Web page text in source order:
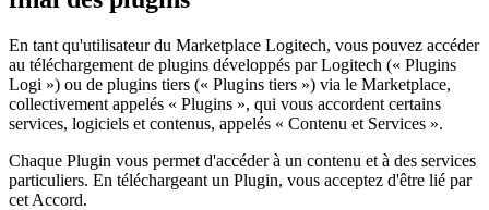
En tant qu'utilisateur du Marketplace Logitech, vous pouvez accéder
au téléchargement de plugins développés par Logitech (« Plugins
Logi ») ou de plugins tiers (« Plugins tiers ») via le Marketplace,
collectivement appelés « Plugins », qui vous accordent certains
services, logiciels et contenus, appelés « Contenu et Services ».
Chaque Plugin vous permet d'accéder à un contenu et à des services
particuliers. En téléchargeant un Plugin, vous acceptez d'être lié par
cet Accord.